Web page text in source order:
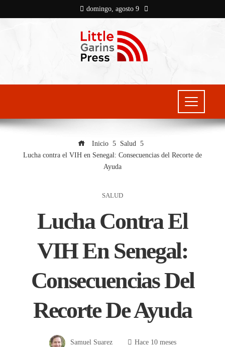
domingo, agosto 9
Inicio
Salud
Lucha contra el VIH en Senegal: Consecuencias del Recorte de
Ayuda
SALUD
Lucha Contra El
VIH En Senegal:
Consecuencias Del
Recorte De Ayuda
Samuel Suarez Hace 10 meses